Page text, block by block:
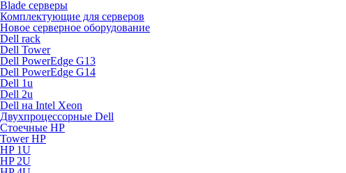
Blade серверы
Комплектующие для серверов
Новое серверное оборудование
Dell rack
Dell Tower
Dell PowerEdge G13
Dell PowerEdge G14
Dell 1u
Dell 2u
Dell на Intel Xeon
Двухпроцессорные Dell
Стоечные HP
Tower HP
HP 1U
HP 2U